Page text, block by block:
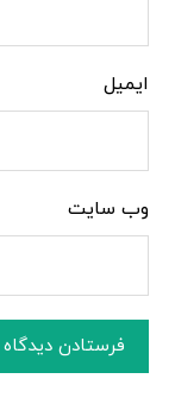
ایمیل
وب‌ سایت
فرستادن دیدگاه